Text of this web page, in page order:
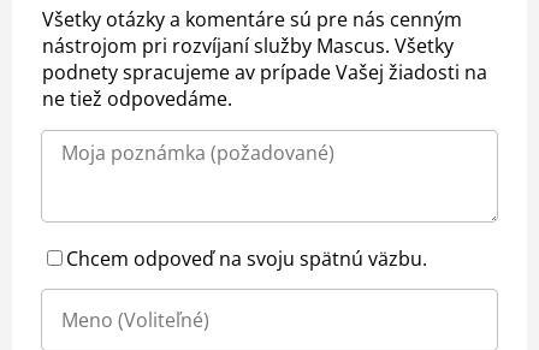
Všetky otázky a komentáre sú pre nás cenným
nástrojom pri rozvíjaní služby Mascus. Všetky
podnety spracujeme av prípade Vašej žiadosti na
ne tiež odpovedáme.
Chcem odpoveď na svoju spätnú väzbu.